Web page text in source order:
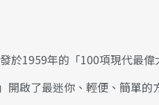
於1959年的「100項現代最
開啟了最迷你、輕便、簡單